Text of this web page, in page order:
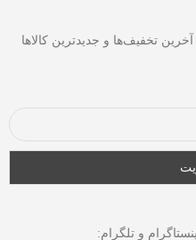
تخفیف‌ها و جدیدترین کالاها
و تلگرام: